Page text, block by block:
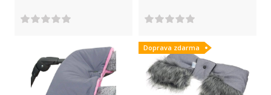
Doprava zdarma